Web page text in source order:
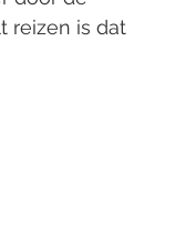
reizen is dat